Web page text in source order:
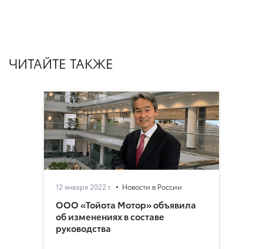
ЧИТАЙТЕ ТАКЖЕ
12 января 2022 г. Новости в России
ООО «Тойота Мотор» объявила
об изменениях в составе
руководства